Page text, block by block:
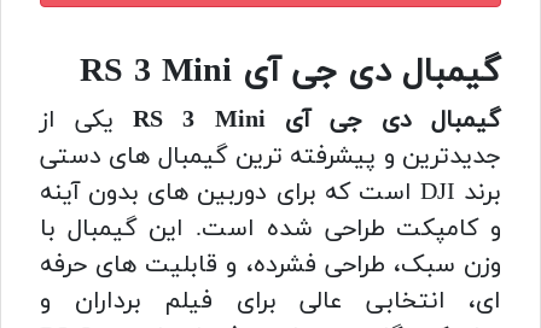
گیمبال دی جی آی RS 3 Mini
گیمبال دی جی آی RS 3 Mini
یکی از
جدیدترین و پیشرفته ترین گیمبال های دستی
برند DJI است که برای دوربین های بدون آینه
و کامپکت طراحی شده است. این گیمبال با
وزن سبک، طراحی فشرده، و قابلیت های حرفه
ای، انتخابی عالی برای فیلم برداران و